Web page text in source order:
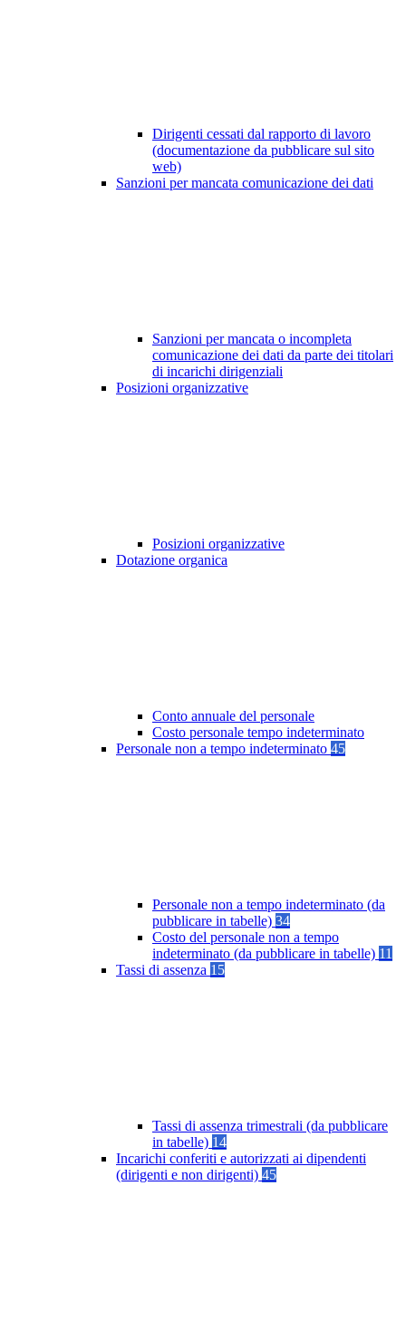
Dirigenti cessati dal rapporto di lavoro
(documentazione da pubblicare sul sito
web)
Sanzioni per mancata comunicazione dei dati
Sanzioni per mancata o incompleta
comunicazione dei dati da parte dei titolari
di incarichi dirigenziali
Posizioni organizzative
Posizioni organizzative
Dotazione organica
Conto annuale del personale
Costo personale tempo indeterminato
Personale non a tempo indeterminato 45
Personale non a tempo indeterminato (da
pubblicare in tabelle) 34
Costo del personale non a tempo
indeterminato (da pubblicare in tabelle) 11
Tassi di assenza 15
Tassi di assenza trimestrali (da pubblicare
in tabelle) 14
Incarichi conferiti e autorizzati ai dipendenti
(dirigenti e non dirigenti) 45